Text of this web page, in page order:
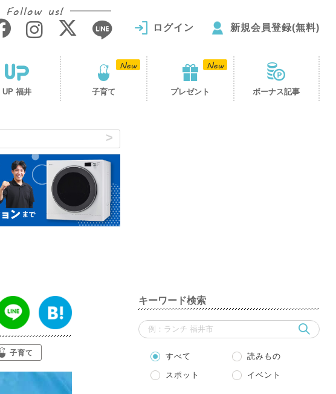
Follow us!
ログイン 新規会員登録(無料)
UP 福井 子育て プレゼント ボーナス記事
子育て
キーワード検索
すべて 読みもの
スポット イベント